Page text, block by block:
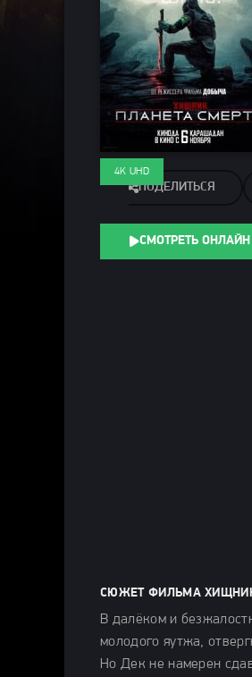
4K UHD
ПОДЕЛИТЬСЯ
СМОТРЕТЬ ОНЛАЙН
СЮЖЕТ ФИЛЬМА
В далёком и
молодого яутжа,
Но Дек не намерен